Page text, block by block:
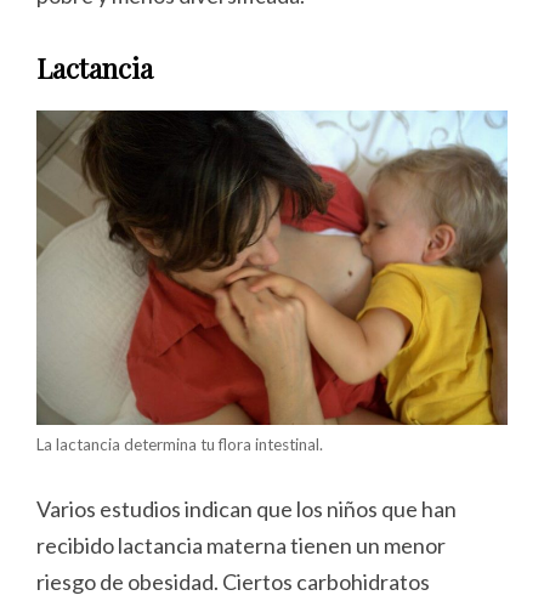
Lactancia
La lactancia determina tu flora intestinal.
Varios estudios indican que los niños que han
recibido lactancia materna tienen un menor
riesgo de obesidad. Ciertos carbohidratos